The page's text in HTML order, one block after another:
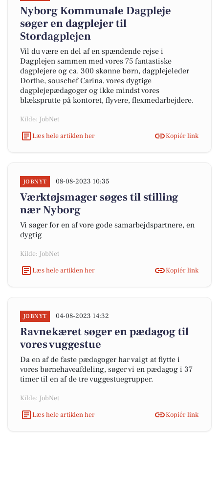
Nyborg Kommunale Dagpleje
søger en dagplejer til
Stordagplejen
Vil du være en del af en spændende rejse i
Dagplejen sammen med vores 75 fantastiske
dagplejere og ca. 300 skønne børn, dagplejeleder
Dorthe, souschef Carina, vores dygtige
dagplejepædagoger og ikke mindst vores
blæksprutte på kontoret, flyvere, flexmedarbejdere.
Kilde: JobNet
Læs hele artiklen her
Kopiér link
JOBNYT 08-08-2023 10:35
Værktøjsmager søges til stilling
nær Nyborg
Vi søger for en af vore gode samarbejdspartnere, en
dygtig
Kilde: JobNet
Læs hele artiklen her
Kopiér link
JOBNYT 04-08-2023 14:32
Ravnekæret søger en pædagog til
vores vuggestue
Da en af de faste pædagoger har valgt at flytte i
vores børnehaveafdeling, søger vi en pædagog i 37
timer til en af de tre vuggestuegrupper.
Kilde: JobNet
Læs hele artiklen her
Kopiér link